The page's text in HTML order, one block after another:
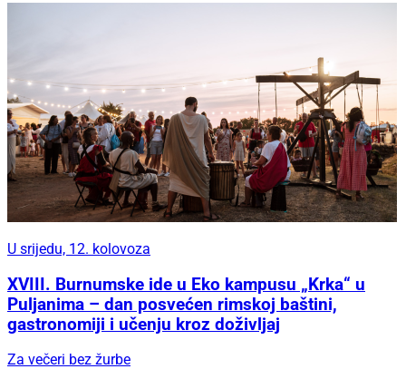
U srijedu, 12. kolovoza
XVIII. Burnumske ide u Eko kampusu „Krka“ u
Puljanima – dan posvećen rimskoj baštini,
gastronomiji i učenju kroz doživljaj
Za večeri bez žurbe